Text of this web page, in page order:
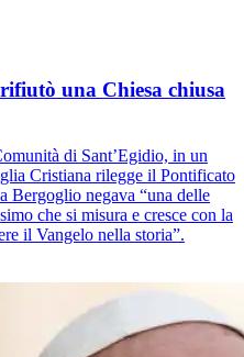
una Chiesa chiusa
di Sant’Egidio, in un
Cristiana rilegge il Pontificato
Bergoglio negava “una delle
che si misura e cresce con la
il Vangelo nella storia”.